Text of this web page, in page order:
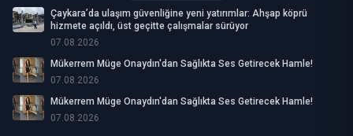
Çaykara’da ulaşım güvenliğine yeni yatırımlar: Ahşap köprü
hizmete açıldı, üst geçitte çalışmalar sürüyor
07.08.2026
Mükerrem Müge Onaydın'dan Sağlıkta Ses Getirecek Hamle!
07.08.2026
Mükerrem Müge Onaydın'dan Sağlıkta Ses Getirecek Hamle!
07.08.2026